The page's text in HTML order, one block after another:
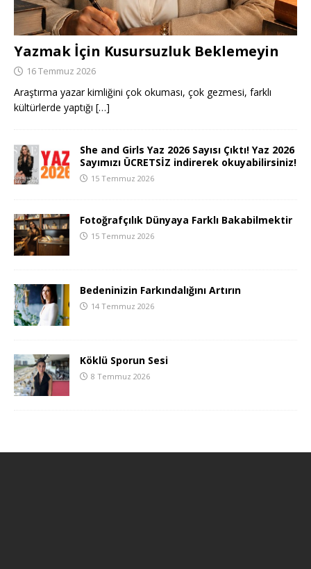
Yazmak İçin Kusursuzluk Beklemeyin
16 Temmuz 2026
Araştırma yazar kimliğini çok okuması, çok gezmesi, farklı
kültürlerde yaptığı […]
She and Girls Yaz 2026 Sayısı Çıktı! Yaz 2026
Sayımızı ÜCRETSİZ indirerek okuyabilirsiniz!
15 Temmuz 2026
Fotoğrafçılık Dünyaya Farklı Bakabilmektir
15 Temmuz 2026
Bedeninizin Farkındalığını Artırın
14 Temmuz 2026
Köklü Sporun Sesi
8 Temmuz 2026